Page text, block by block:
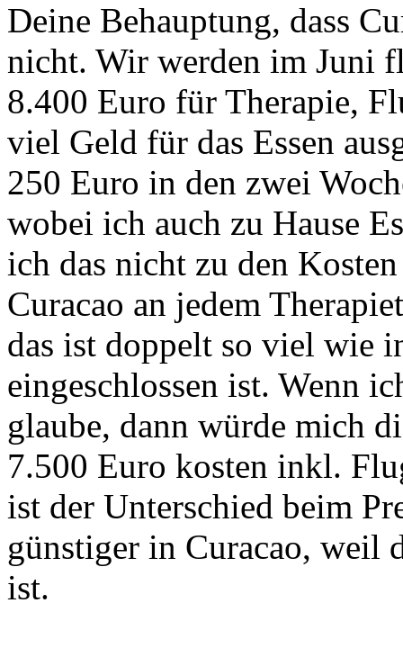
Deine Behauptung, dass
nicht. Wir werden im Juni
8.400 Euro für Therapie,
viel Geld für das Essen
250 Euro in den zwei
wobei ich auch zu Hause
ich das nicht zu den
Curacao an jedem
das ist doppelt so viel wie
eingeschlossen ist. Wenn
glaube, dann würde mich
7.500 Euro kosten inkl.
ist der Unterschied beim
günstiger in Curacao, weil
ist.